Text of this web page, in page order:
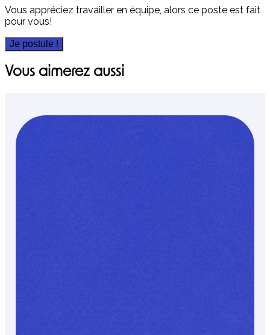
Vous appréciez travailler en équipe, alors ce poste est fait
pour vous!
Je postule !
Vous aimerez aussi